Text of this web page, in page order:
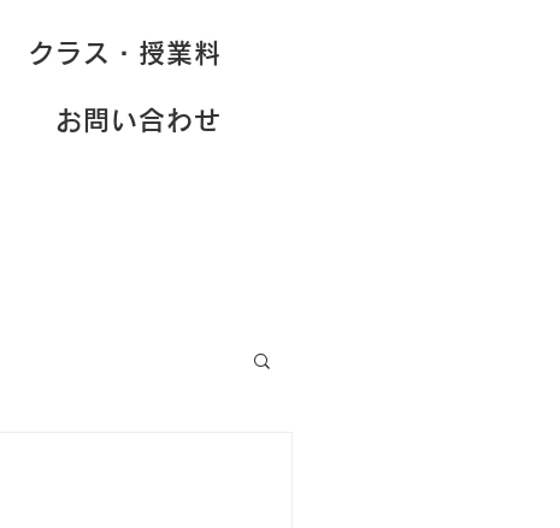
クラス・授業料
お問い合わせ